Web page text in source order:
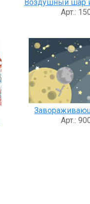
Воздушный шар
Арт.:
Арт.: